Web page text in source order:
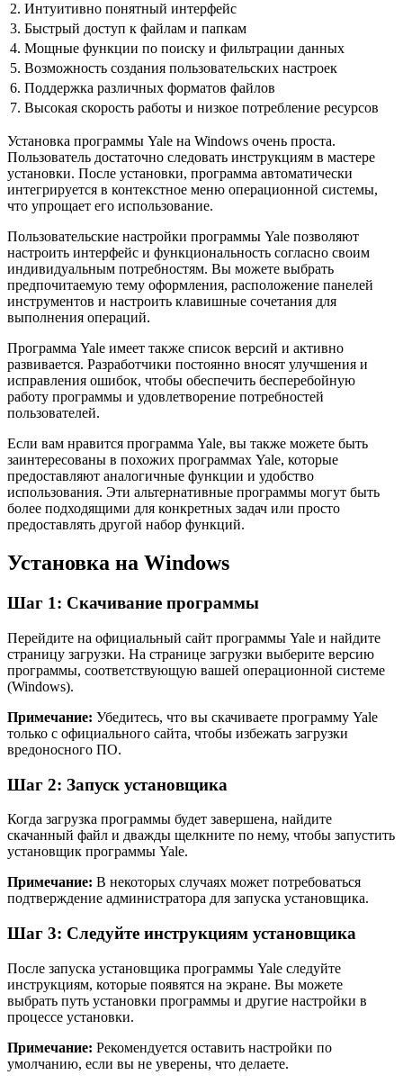
2. Интуитивно понятный интерфейс
3. Быстрый доступ к файлам и папкам
4. Мощные функции по поиску и фильтрации данных
5. Возможность создания пользовательских настроек
6. Поддержка различных форматов файлов
7. Высокая скорость работы и низкое потребление ресурсов
Установка программы Yale на Windows очень проста.
Пользователь достаточно следовать инструкциям в мастере
установки. После установки, программа автоматически
интегрируется в контекстное меню операционной системы,
что упрощает его использование.
Пользовательские настройки программы Yale позволяют
настроить интерфейс и функциональность согласно своим
индивидуальным потребностям. Вы можете выбрать
предпочитаемую тему оформления, расположение панелей
инструментов и настроить клавишные сочетания для
выполнения операций.
Программа Yale имеет также список версий и активно
развивается. Разработчики постоянно вносят улучшения и
исправления ошибок, чтобы обеспечить бесперебойную
работу программы и удовлетворение потребностей
пользователей.
Если вам нравится программа Yale, вы также можете быть
заинтересованы в похожих программах Yale, которые
предоставляют аналогичные функции и удобство
использования. Эти альтернативные программы могут быть
более подходящими для конкретных задач или просто
предоставлять другой набор функций.
Установка на Windows
Шаг 1: Скачивание программы
Перейдите на официальный сайт программы Yale и найдите
страницу загрузки. На странице загрузки выберите версию
программы, соответствующую вашей операционной системе
(Windows).
Примечание: Убедитесь, что вы скачиваете программу Yale
только с официального сайта, чтобы избежать загрузки
вредоносного ПО.
Шаг 2: Запуск установщика
Когда загрузка программы будет завершена, найдите
скачанный файл и дважды щелкните по нему, чтобы запустить
установщик программы Yale.
Примечание: В некоторых случаях может потребоваться
подтверждение администратора для запуска установщика.
Шаг 3: Следуйте инструкциям установщика
После запуска установщика программы Yale следуйте
инструкциям, которые появятся на экране. Вы можете
выбрать путь установки программы и другие настройки в
процессе установки.
Примечание: Рекомендуется оставить настройки по
умолчанию, если вы не уверены, что делаете.